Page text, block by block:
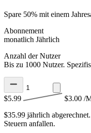
Spare 50% mit einem
Abonnement
monatlich Jährlich
Anzahl der Nutzer
Bis zu 1000 Nutzer.
$5.99 $3.00 /
$35.99 jährlich abgerechnet.
Steuern anfallen.